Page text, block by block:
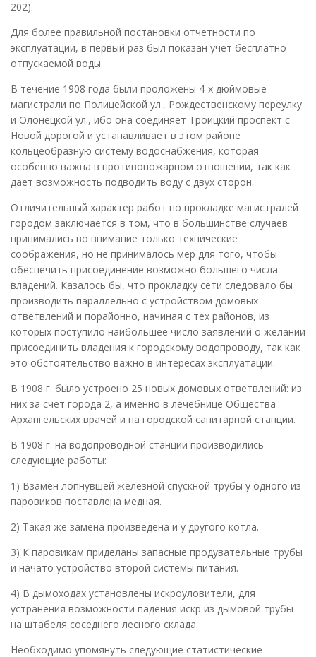
202).
Для более правильной постановки отчетности по
эксплуатации, в первый раз был показан учет бесплатно
отпускаемой воды.
В течение 1908 года были проложены 4-х дюймовые
магистрали по Полицейской ул., Рождественскому переулку
и Олонецкой ул., ибо она соединяет Троицкий проспект с
Новой дорогой и устанавливает в этом районе
кольцеобразную систему водоснабжения, которая
особенно важна в противопожарном отношении, так как
дает возможность подводить воду с двух сторон.
Отличительный характер работ по прокладке магистралей
городом заключается в том, что в большинстве случаев
принимались во внимание только технические
соображения, но не принималось мер для того, чтобы
обеспечить присоединение возможно большего числа
владений. Казалось бы, что прокладку сети следовало бы
производить параллельно с устройством домовых
ответвлений и порайонно, начиная с тех районов, из
которых поступило наибольшее число заявлений о желании
присоединить владения к городскому водопроводу, так как
это обстоятельство важно в интересах эксплуатации.
В 1908 г. было устроено 25 новых домовых ответвлений: из
них за счет города 2, а именно в лечебнице Общества
Архангельских врачей и на городской санитарной станции.
В 1908 г. на водопроводной станции производились
следующие работы:
1) Взамен лопнувшей железной спускной трубы у одного из
паровиков поставлена медная.
2) Такая же замена произведена и у другого котла.
3) К паровикам приделаны запасные продувательные трубы
и начато устройство второй системы питания.
4) В дымоходах установлены искроуловители, для
устранения возможности падения искр из дымовой трубы
на штабеля соседнего лесного склада.
Необходимо упомянуть следующие статистические